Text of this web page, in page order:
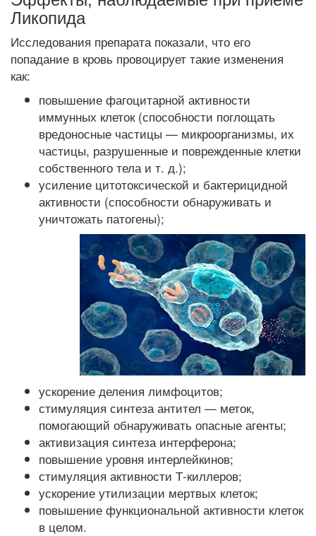
Ликопида
Исследования препарата показали, что его
попадание в кровь провоцирует такие изменения
как:
повышение фагоцитарной активности
иммунных клеток (способности поглощать
вредоносные частицы — микроорганизмы, их
частицы, разрушенные и поврежденные клетки
собственного тела и т. д.);
усиление цитотоксической и бактерицидной
активности (способности обнаруживать и
уничтожать патогены);
ускорение деления лимфоцитов;
стимуляция синтеза антител — меток,
помогающий обнаруживать опасные агенты;
активизация синтеза интерферона;
повышение уровня интерлейкинов;
стимуляция активности Т-киллеров;
ускорение утилизации мертвых клеток;
повышение функциональной активности клеток
в целом.